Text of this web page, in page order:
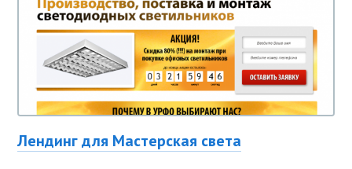
Лендинг для Мастерская света